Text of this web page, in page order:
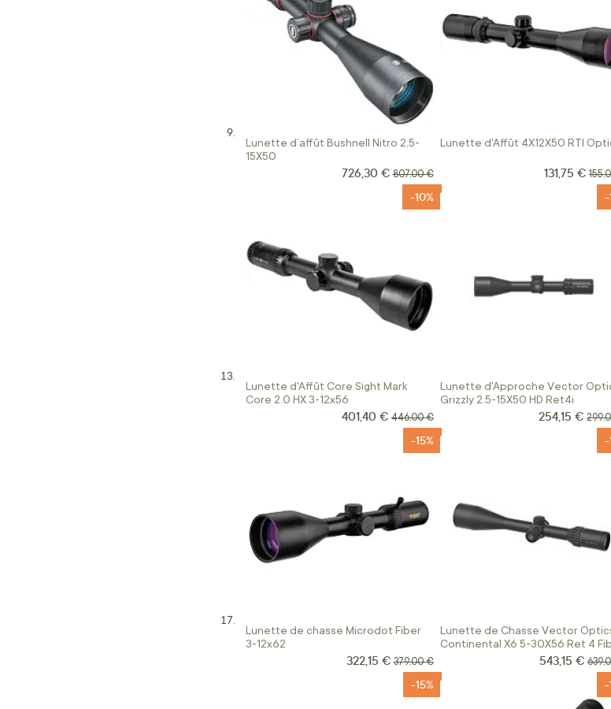
Lunette d’affût Bushnell Nitro 2,5-
15X50
Prix Spécial
726,30 € Prix normal
807,00 €
Lunette d'Affût 4X12X50 RTI
Prix Spécial
131,75 € Prix
Lunette d'Affût Core Sight Mark
Core 2.0 HX 3-12x56
-10%
Prix Spécial
401,40 € Prix normal
446,00 €
Lunette d'Approche Vector
Grizzly 2.5-15X50 HD Ret4i
-
Prix Spécial
254,15 € Prix
Lunette de chasse Microdot Fiber
3-12x62
-15%
Prix Spécial
322,15 € Prix normal
379,00 €
Lunette de Chasse Vector
Continental X6 5-30X56 Ret 4
-
Prix Spécial
543,15 € Prix
-15% -